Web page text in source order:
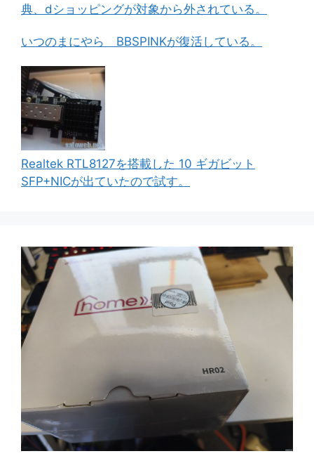
典、dショッピングが対象から外されている。
いつのまにやら BBSPINKが復活している。
Realtek RTL8127を搭載した 10 ギガビット
SFP+NICが出ていたので試す。